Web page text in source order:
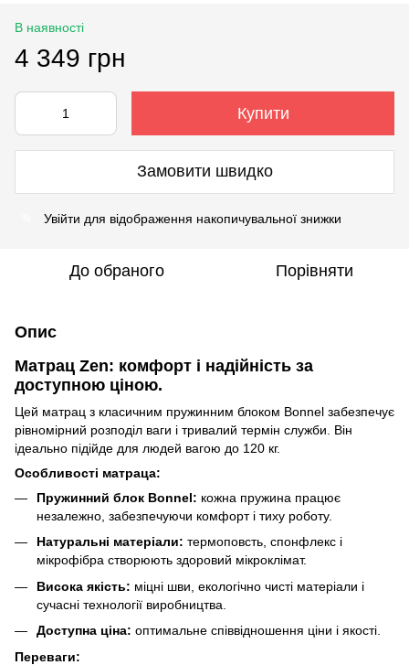
В наявності
4 349 грн
Купити
Замовити швидко
Увійти для відображення накопичувальної знижки
До обраного Порівняти
Опис
Матрац Zen: комфорт і надійність за
доступною ціною.
Цей матрац з класичним пружинним блоком Bonnel забезпечує
рівномірний розподіл ваги і тривалий термін служби. Він
ідеально підійде для людей вагою до 120 кг.
Особливості матраца:
Пружинний блок Bonnel: кожна пружина працює
незалежно, забезпечуючи комфорт і тиху роботу.
Натуральні матеріали: термоповсть, спонфлекс і
мікрофібра створюють здоровий мікроклімат.
Висока якість: міцні шви, екологічно чисті матеріали і
сучасні технології виробництва.
Доступна ціна: оптимальне співвідношення ціни і якості.
Переваги: